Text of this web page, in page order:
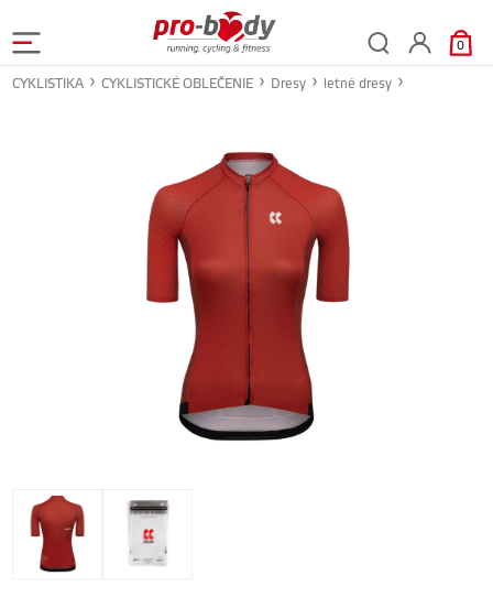
0
CYKLISTIKA CYKLISTICKÉ OBLEČENIE Dresy letné dresy